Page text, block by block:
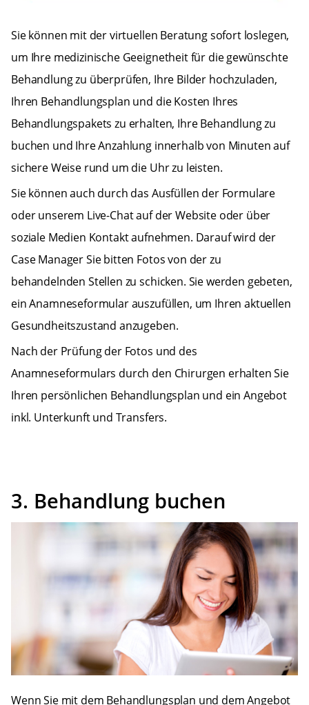
Sie können mit der virtuellen Beratung sofort loslegen,
um Ihre medizinische Geeignetheit für die gewünschte
Behandlung zu überprüfen, Ihre Bilder hochzuladen,
Ihren Behandlungsplan und die Kosten Ihres
Behandlungspakets zu erhalten, Ihre Behandlung zu
buchen und Ihre Anzahlung innerhalb von Minuten auf
sichere Weise rund um die Uhr zu leisten.
Sie können auch durch das Ausfüllen der Formulare
oder unserem Live-Chat auf der Website oder über
soziale Medien Kontakt aufnehmen. Darauf wird der
Case Manager Sie bitten Fotos von der zu
behandelnden Stellen zu schicken. Sie werden gebeten,
ein Anamneseformular auszufüllen, um Ihren aktuellen
Gesundheitszustand anzugeben.
Nach der Prüfung der Fotos und des
Anamneseformulars durch den Chirurgen erhalten Sie
Ihren persönlichen Behandlungsplan und ein Angebot
inkl. Unterkunft und Transfers.
3. Behandlung buchen
Wenn Sie mit dem Behandlungsplan und dem Angebot